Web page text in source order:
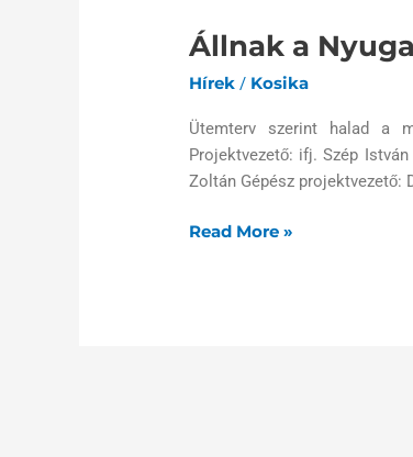
Állnak a
Hírek / Kosika
Ütemterv szerint halad a
Projektvezető: ifj. Szép
Zoltán Gépész projektvezető:
Nyugati
irattár
falai
Read More »